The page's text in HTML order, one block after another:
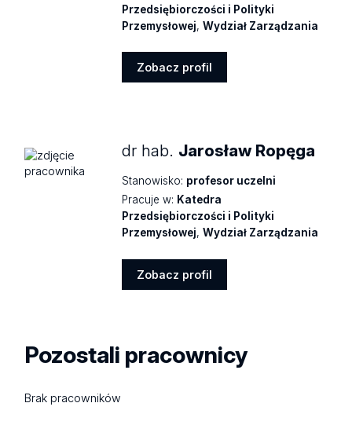
Przedsiębiorczości i Polityki
Przemysłowej,Wydział Zarządzania
Zobacz profil
dr hab. Jarosław Ropęga
Stanowisko: profesor uczelni
Pracuje w: Katedra
Przedsiębiorczości i Polityki
Przemysłowej,Wydział Zarządzania
Zobacz profil
Pozostali pracownicy
Brak pracowników